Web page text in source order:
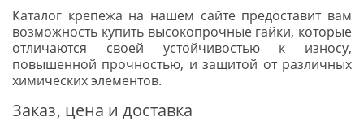
Каталог крепежа на нашем сайте предоставит вам
возможность купить высокопрочные гайки, которые
отличаются своей устойчивостью к износу,
повышенной прочностью, и защитой от различных
химических элементов.
Заказ, цена и доставка